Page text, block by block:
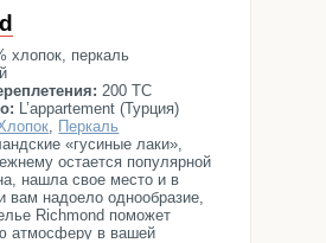
хлопок, перкаль
200 ТС
L’appartement (Турция)
, Перкаль
«гусиные лаки»,
остается популярной
нашла свое место и в
вам надоело однообразие,
Richmond поможет
атмосферу в вашей